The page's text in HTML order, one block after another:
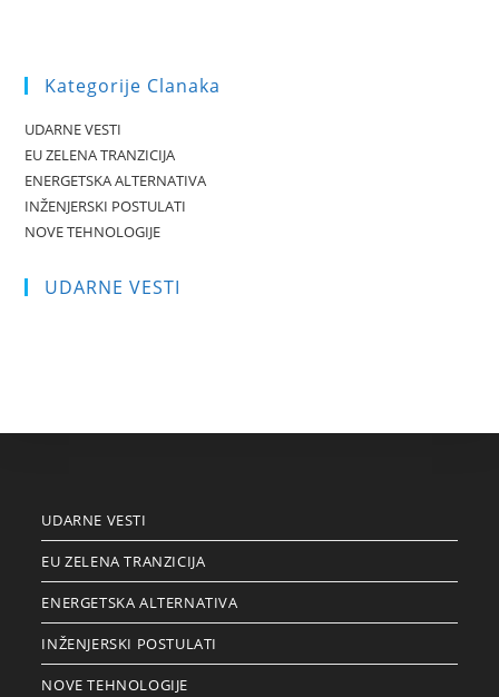
Kategorije Clanaka
UDARNE VESTI
EU ZELENA TRANZICIJA
ENERGETSKA ALTERNATIVA
INŽENJERSKI POSTULATI
NOVE TEHNOLOGIJE
UDARNE VESTI
UDARNE VESTI
EU ZELENA TRANZICIJA
ENERGETSKA ALTERNATIVA
INŽENJERSKI POSTULATI
NOVE TEHNOLOGIJE